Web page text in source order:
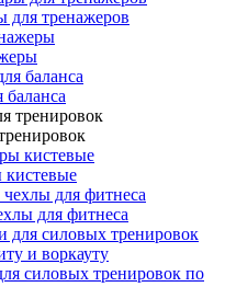
для тренажеров
баланса
для фитнеса
силовых тренировок по